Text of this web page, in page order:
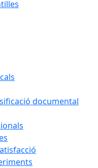
documental